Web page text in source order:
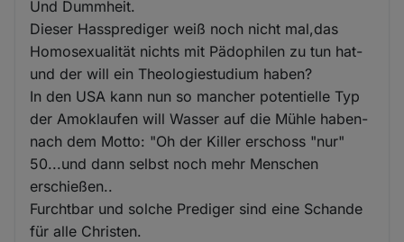
Und Dummheit.
Dieser Hassprediger weiß noch nicht mal,das
Homosexualität nichts mit Pädophilen zu tun hat-
und der will ein Theologiestudium haben?
In den USA kann nun so mancher potentielle Typ
der Amoklaufen will Wasser auf die Mühle haben-
nach dem Motto: "Oh der Killer erschoss "nur"
50...und dann selbst noch mehr Menschen
erschießen..
Furchtbar und solche Prediger sind eine Schande
für alle Christen.